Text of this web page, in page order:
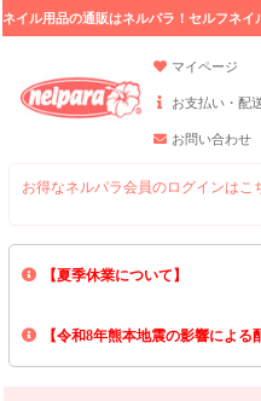
ネイル用品の通販はネルパラ！セルフネ
マイページ
お支払い・配
お問い合わせ
お得なネルパラ会員のログインは
【夏季休業について】
8/13(木)～8/16(日)の間｢出荷業務
上記期間中のご注文・お問い合わ
【令和8年熊本地震の影響による